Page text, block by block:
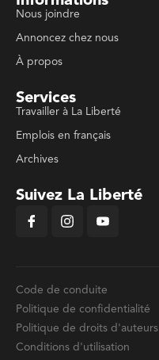
Nous joindre
Annoncez chez nous
À propos
Services
Travailler à La Liberté
Emplois en français
Archives
Suivez La Liberté
Code de conduite
Politique de confidentialité
Politique de droits d'auteurs
Conditions d'utilisation